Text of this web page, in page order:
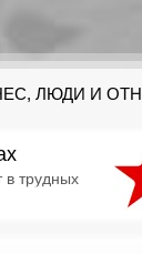
ЛЮДИ И
трудных